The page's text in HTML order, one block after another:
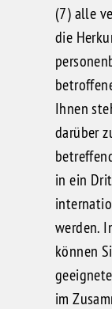
(7) alle
die
Ihnen
darüber
in ein
werden.
können
im